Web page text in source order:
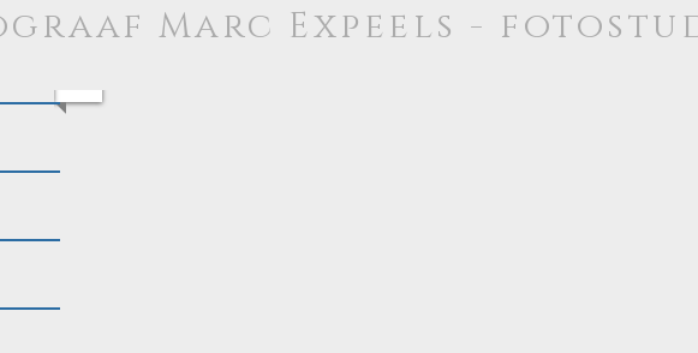
Marc Expeels -